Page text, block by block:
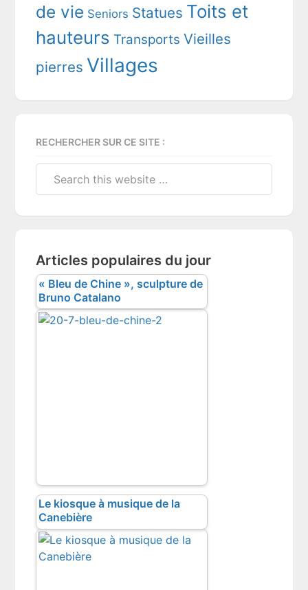
de vie Seniors Statues Toits et
hauteurs Transports Vieilles
pierres Villages
RECHERCHER SUR CE SITE :
Articles populaires du jour
« Bleu de Chine », sculpture de
Bruno Catalano
Le kiosque à musique de la
Canebière